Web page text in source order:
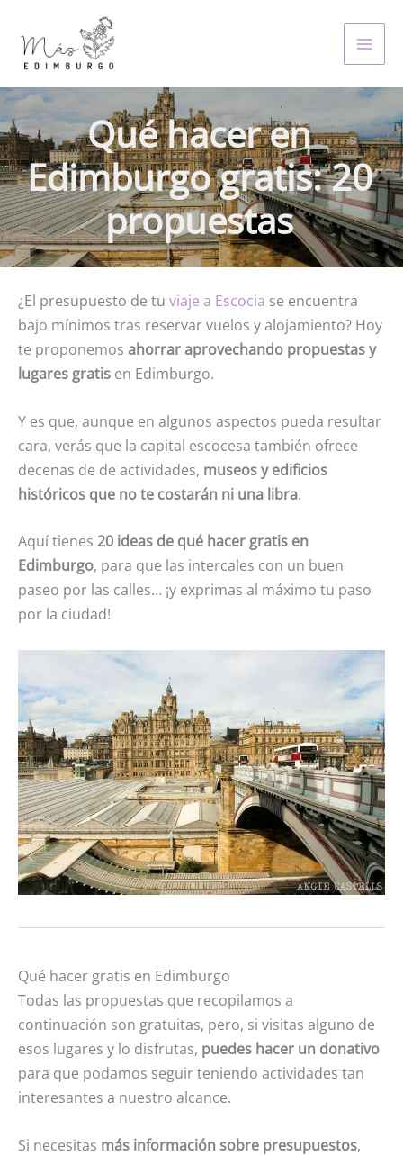
content
Qué hacer en
Edimburgo gratis: 20
propuestas
¿El presupuesto de tu viaje a Escocia se encuentra
bajo mínimos tras reservar vuelos y alojamiento? Hoy
te proponemos ahorrar aprovechando propuestas y
lugares gratis en Edimburgo.
Y es que, aunque en algunos aspectos pueda resultar
cara, verás que la capital escocesa también ofrece
decenas de de actividades, museos y edificios
históricos que no te costarán ni una libra.
Aquí tienes 20 ideas de qué hacer gratis en
Edimburgo, para que las intercales con un buen
paseo por las calles… ¡y exprimas al máximo tu paso
por la ciudad!
Qué hacer gratis en Edimburgo
Todas las propuestas que recopilamos a
continuación son gratuitas, pero, si visitas alguno de
esos lugares y lo disfrutas, puedes hacer un donativo
para que podamos seguir teniendo actividades tan
interesantes a nuestro alcance.
Si necesitas más información sobre presupuestos,